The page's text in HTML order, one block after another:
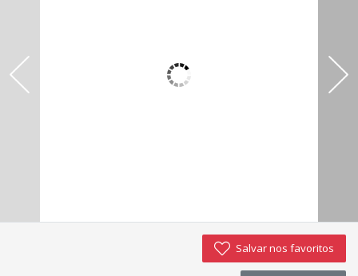
Contato
Salvar nos favoritos